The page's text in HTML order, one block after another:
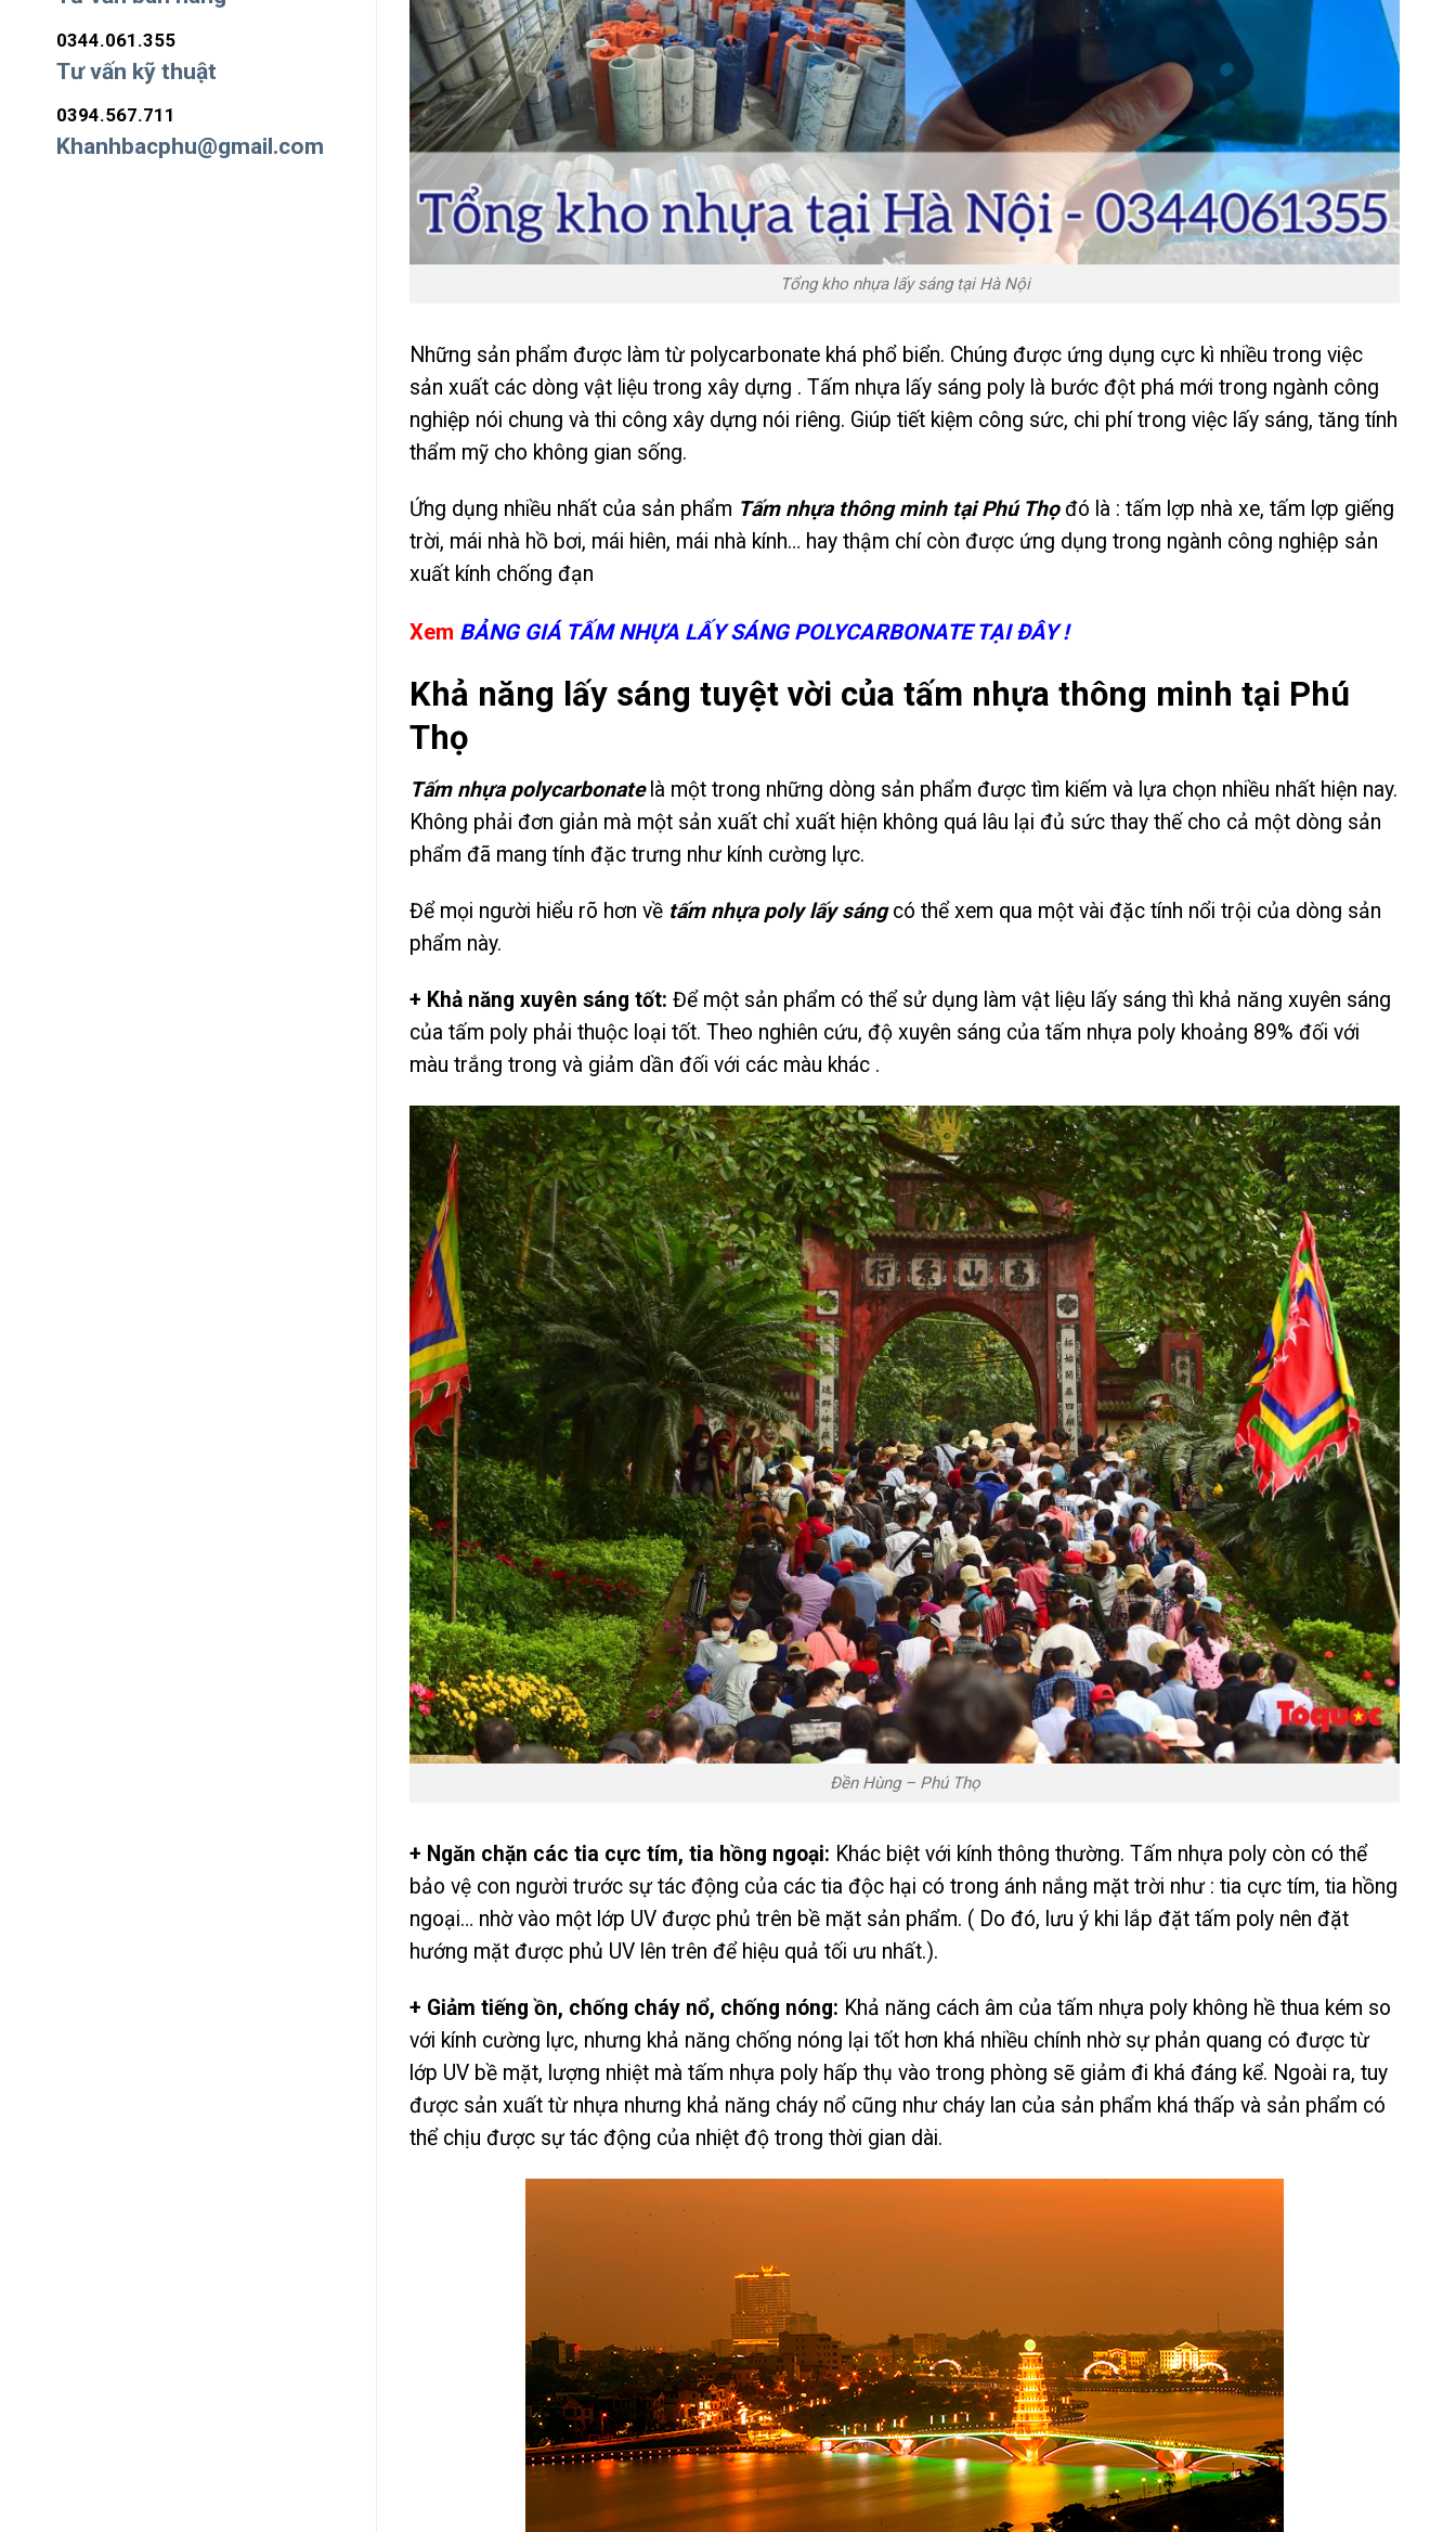
0344.061.355
Tư vấn kỹ thuật
0394.567.711
Khanhbacphu@gmail.com
Tổng kho nhựa lấy sáng tại Hà Nội
Những sản phẩm được làm từ polycarbonate khá phổ biển. Chúng được ứng dụng cực kì nhiều trong việc
sản xuất các dòng vật liệu trong xây dựng . Tấm nhựa lấy sáng poly là bước đột phá mới trong ngành công
nghiệp nói chung và thi công xây dựng nói riêng. Giúp tiết kiệm công sức, chi phí trong việc lấy sáng, tăng tính
thẩm mỹ cho không gian sống.
Ứng dụng nhiều nhất của sản phẩm Tấm nhựa thông minh tại Phú Thọ đó là : tấm lợp nhà xe, tấm lợp giếng
trời, mái nhà hồ bơi, mái hiên, mái nhà kính… hay thậm chí còn được ứng dụng trong ngành công nghiệp sản
xuất kính chống đạn
Xem BẢNG GIÁ TẤM NHỰA LẤY SÁNG POLYCARBONATE TẠI ĐÂY !
Khả năng lấy sáng tuyệt vời của tấm nhựa thông minh tại Phú
Thọ
Tấm nhựa polycarbonatelà một trong những dòng sản phẩm được tìm kiếm và lựa chọn nhiều nhất hiện nay.
Không phải đơn giản mà một sản xuất chỉ xuất hiện không quá lâu lại đủ sức thay thế cho cả một dòng sản
phẩm đã mang tính đặc trưng như kính cường lực.
Để mọi người hiểu rõ hơn về tấm nhựa poly lấy sángcó thể xem qua một vài đặc tính nổi trội của dòng sản
phẩm này.
+ Khả năng xuyên sáng tốt: Để một sản phẩm có thể sử dụng làm vật liệu lấy sáng thì khả năng xuyên sáng
của tấm poly phải thuộc loại tốt. Theo nghiên cứu, độ xuyên sáng của tấm nhựa poly khoảng 89% đối với
màu trắng trong và giảm dần đối với các màu khác .
Đền Hùng – Phú Thọ
+ Ngăn chặn các tia cực tím, tia hồng ngoại: Khác biệt với kính thông thường. Tấm nhựa poly còn có thể
bảo vệ con người trước sự tác động của các tia độc hại có trong ánh nắng mặt trời như : tia cực tím, tia hồng
ngoại… nhờ vào một lớp UV được phủ trên bề mặt sản phẩm. ( Do đó, lưu ý khi lắp đặt tấm poly nên đặt
hướng mặt được phủ UV lên trên để hiệu quả tối ưu nhất.).
+ Giảm tiếng ồn, chống cháy nổ, chống nóng: Khả năng cách âm của tấm nhựa poly không hề thua kém so
với kính cường lực, nhưng khả năng chống nóng lại tốt hơn khá nhiều chính nhờ sự phản quang có được từ
lớp UV bề mặt, lượng nhiệt mà tấm nhựa poly hấp thụ vào trong phòng sẽ giảm đi khá đáng kể. Ngoài ra, tuy
được sản xuất từ nhựa nhưng khả năng cháy nổ cũng như cháy lan của sản phẩm khá thấp và sản phẩm có
thể chịu được sự tác động của nhiệt độ trong thời gian dài.